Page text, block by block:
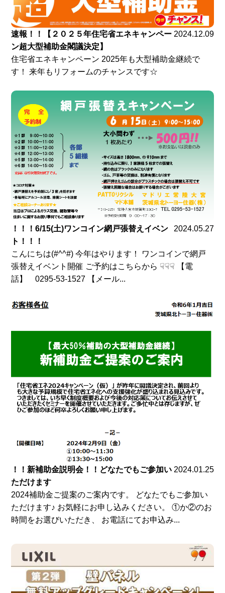
速報！！【２０２５年住宅省エネキャンペー
ン超大型補助金閣議決定】
2024.12.09
住宅省エネキャンペーン 2025年も大型補助金継続で
す！ 来年もリフォームのチャンスです☆ ​​​​​​
！！！6/15(土)ワンコイン網戸張替えイベン
ト！！！
2024.05.27
こんにちは(#^^#) 今年はやります！ ワンコインで網戸
張替えイベント開催 ご予約はこちらから ☟☟☟ 【電
話】 0295-53-1527 【メール...
！！新補助金説明会！！どなたでもご参加い
ただけます
2024.01.25
2024補助金ご提案のご案内です。 どなたでもご参加い
ただけます♪ お気軽にお申し込みください。 ①か②のお
時間をお選びいただき、 お電話にてお申込み...